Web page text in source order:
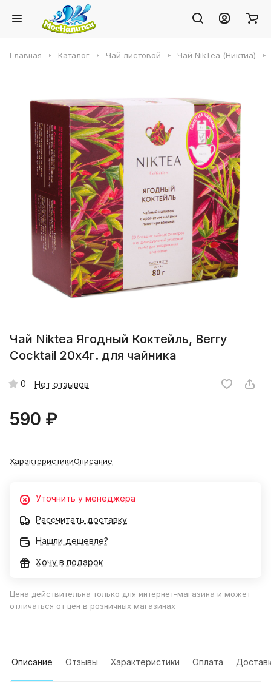
Главная Каталог Чай листовой Чай NikTea (Никтиа)
Чай Niktea Ягодный Коктейль, Berry
Cocktail 20х4г. для чайника
0 Нет отзывов
590 ₽
ХарактеристикиОписание
Уточнить у менеджера
Рассчитать доставку
Нашли дешевле?
Хочу в подарок
Цена действительна только для интернет-магазина и может
отличаться от цен в розничных магазинах
Описание Отзывы Характеристики Оплата